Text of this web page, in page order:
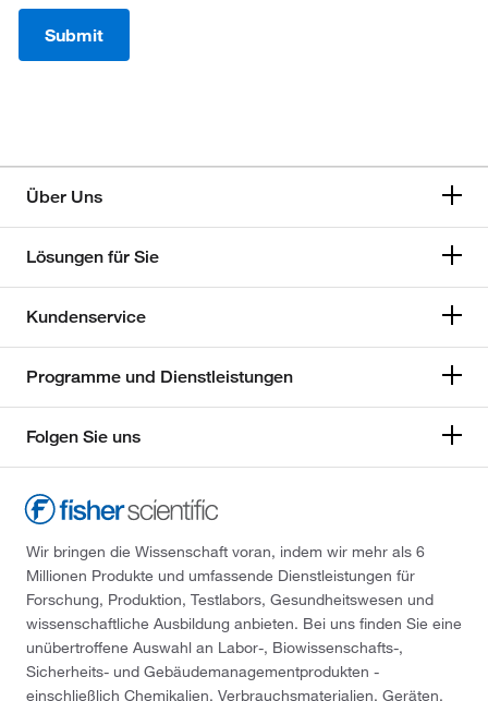
Submit
Über Uns
Lösungen für Sie
Kundenservice
Programme und Dienstleistungen
Folgen Sie uns
Wir bringen die Wissenschaft voran, indem wir mehr als 6
Millionen Produkte und umfassende Dienstleistungen für
Forschung, Produktion, Testlabors, Gesundheitswesen und
wissenschaftliche Ausbildung anbieten. Bei uns finden Sie eine
unübertroffene Auswahl an Labor-, Biowissenschafts-,
Sicherheits- und Gebäudemanagementprodukten -
einschließlich Chemikalien, Verbrauchsmaterialien, Geräten,